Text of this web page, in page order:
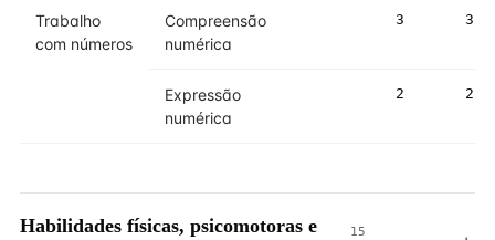
Trabalho
com números
Compreensão
numérica
3 3
Expressão
numérica
2 2
Habilidades físicas, psicomotoras e
15